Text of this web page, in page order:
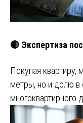
🔴 Экспертиза
Покупая квартиру,
метры, но и долю
многоквартирного